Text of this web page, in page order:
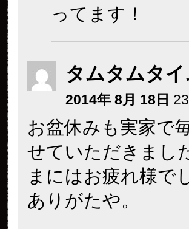
ってます！
タムタムタイ
2014年 8月 18日
お盆休みも実家で
せていただきまし
まにはお疲れ様で
ありがたや。